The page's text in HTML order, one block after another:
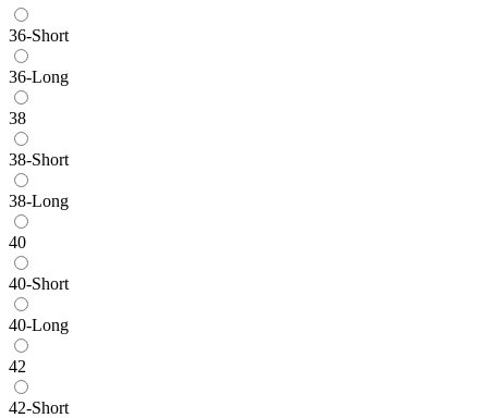
36-Short
36-Long
38
38-Short
38-Long
40
40-Short
40-Long
42
42-Short